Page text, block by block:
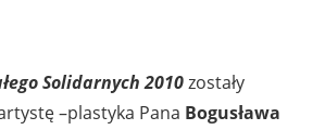
Solidarnych 2010zostały
–plastyka Pana Bogusława